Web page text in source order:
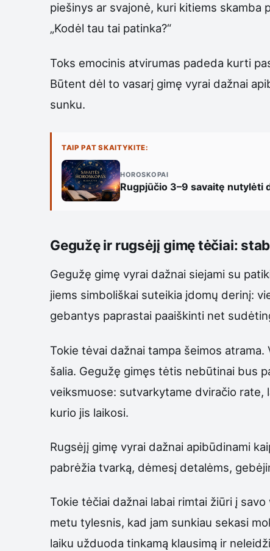
piešinys ar svajonė, kuri kitiems
„Kodėl tau tai patinka?“
Toks emocinis atvirumas padeda kurti
Būtent dėl to vasarį gimę vyrai dažnai
sunku.
TAIP PAT SKAITYKITE:
HOROSKOPAI
Rugpjūčio 3–9 savaitę nutylėti
Gegužę ir rugsėjį gimę tėčiai:
Gegužę gimę vyrai dažnai siejami su
jiems simboliškai suteikia įdomų derinį:
gebantys paprastai paaiškinti net
Tokie tėvai dažnai tampa šeimos
šalia. Gegužę gimęs tėtis nebūtinai bus
veiksmuose: sutvarkytame dviračio rate,
kurio jis laikosi.
Rugsėjį gimę vyrai dažnai apibūdinami
pabrėžia tvarką, dėmesį detalėms,
Tokie tėčiai dažnai labai rimtai žiūri į
metu tylesnis, kad jam sunkiau sekasi
laiku užduoda tinkamą klausimą ir